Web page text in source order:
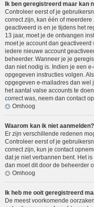
Ik ben geregistreerd maar kan
Controleer eerst of je
correct zijn, kan één of
geactiveerd is en je tijdens het
13 jaar, moet je de ontvangen
moet je account dan
iedere nieuwe account
beheerder. Wanneer je je
dan niet nodig is. Indien je een
opgegeven instructies volgen.
opgegeven e-mailadres dan wel
het aantal valse accounts te
correct was, neem dan contact
Omhoog
Waarom kan ik niet aanmelden?
Er zijn verschillende redenen
Controleer eerst of je
correct zijn, kun je contact
dat je niet verbannen bent. Het
dan moet dit door de beheerder
Omhoog
Ik heb me ooit geregistreerd
De meest voorkomende